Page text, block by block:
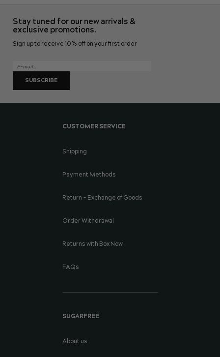
CUSTOMER SERVICE
Shipping
Payment Methods
Return - Exchange of Goods
Order Withdrawal
Returns with Box Now
FAQs
SUGARFREE
About us
Stay tuned for our new arrivals &
exclusive promotions.
Sign up to receive 10% off on your first order
SUBSCRIBE